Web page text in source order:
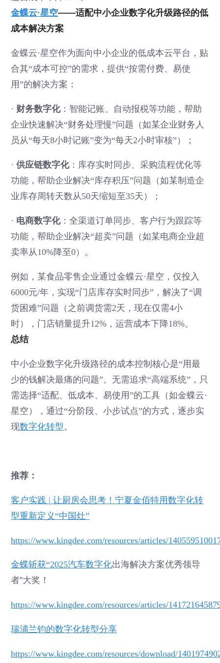
金蝶云·星空——适配中小企业数字化升级路径的低
成本解决方案
金蝶云·星空作为面向中小企业的低成本云平台，贴
合其“成本可控”的需求，提供“按需付费、易使
用”的解决方案：
· 财务数字化：智能记账、自动报税等功能，帮助
企业快速解决“财务处理慢”问题（如某企业财务人
员从“每天8小时记账”变为“每天2小时审核”）；
·供应链数字化：库存实时同步、采购流程优化等
功能，帮助企业解决“库存积压”问题（如某制造企
业库存周转天数从50天缩短至35天）；
· 电商数字化：全渠道订单同步、客户行为跟踪等
功能，帮助企业解决“超卖”问题（如某电商企业超
卖率从10%降至0）。
例如，某食品零售企业通过金蝶云·星空，仅投入
6000元/年，实现“门店库存实时同步”，解决了“调
货困难”问题（之前调货需2天，现在仅需4小
时），门店销量提升12%，运营成本下降18%。
总结
中小企业数字化升级路径的成本控制核心是“用最
少的钱解决最痛的问题”。无需追求“高端系统”，只
需选择“适配、低成本、易使用”的工具（如金蝶云·
星空），通过“分阶段、小步试点”的方式，逐步实
现数字化转型 。
推荐：
客户实践 | 让厨房会思考！宁夏金佰特用数字化转
型重新定义“中国灶”
https://www.kingdee.com/resources/articles/
金蝶斩获“2025汽车数字化出海解决方案优秀领导
者”大奖！
https://www.kingdee.com/resources/articles/
瑞浦兰钧的数字化转型分享
https://www.kingdee.com/resources/download/